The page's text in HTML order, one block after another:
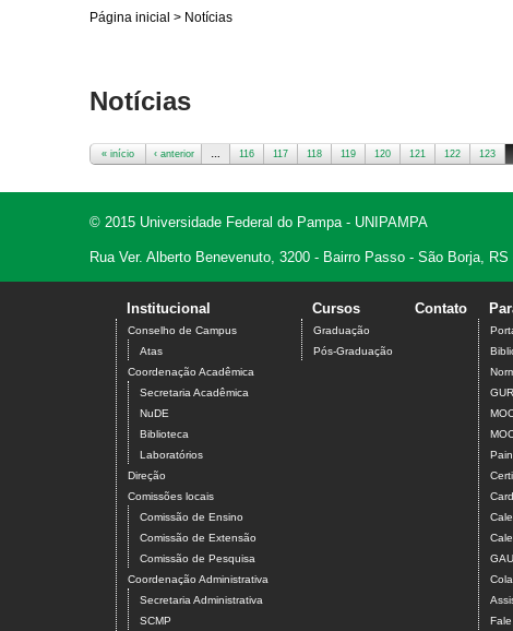
Página inicial > Notícias
Notícias
« início ‹ anterior 116 117 118 119 120 121 122 123
© 2015 Universidade Federal do Pampa - UNIPAMPA
Rua Ver. Alberto Benevenuto, 3200 - Bairro Passo - São Borja,
Institucional
Conselho de Campus
Atas
Coordenação Acadêmica
Secretaria Acadêmica
NuDE
Biblioteca
Laboratórios
Direção
Comissões locais
Comissão de Ensino
Comissão de Extensão
Comissão de Pesquisa
Coordenação Administrativa
Secretaria Administrativa
SCMP
Cursos
Graduação
Pós-Graduação
Contato